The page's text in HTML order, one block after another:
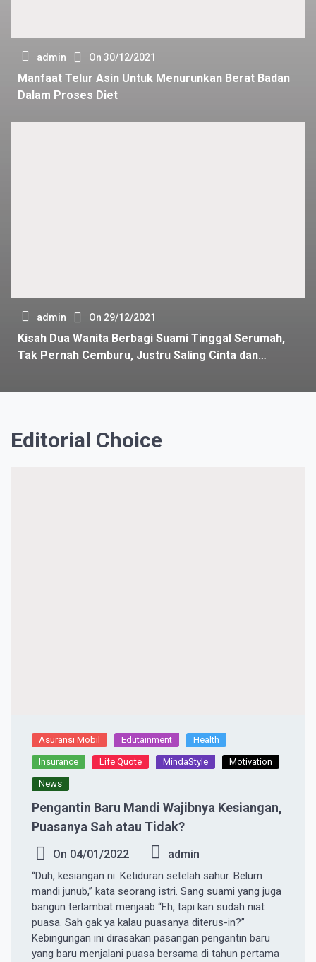
admin On 30/12/2021
Manfaat Telur Asin Untuk Menurunkan Berat Badan
Dalam Proses Diet
admin On 29/12/2021
Kisah Dua Wanita Berbagi Suami Tinggal Serumah,
Tak Pernah Cemburu, Justru Saling Cinta dan
Editorial Choice
Asuransi Mobil Edutainment Health
Insurance Life Quote MindaStyle Motivation
News
Pengantin Baru Mandi Wajibnya Kesiangan,
Puasanya Sah atau Tidak?
On 04/01/2022 admin
“Duh, kesiangan ni. Ketiduran setelah sahur. Belum
mandi junub,” kata seorang istri. Sang suami yang juga
bangun terlambat menjaab “Eh, tapi kan sudah niat
puasa. Sah gak ya kalau puasanya diterus-in?”
Kebingungan ini dirasakan pasangan pengantin baru
yang baru menjalani puasa bersama di tahun pertama